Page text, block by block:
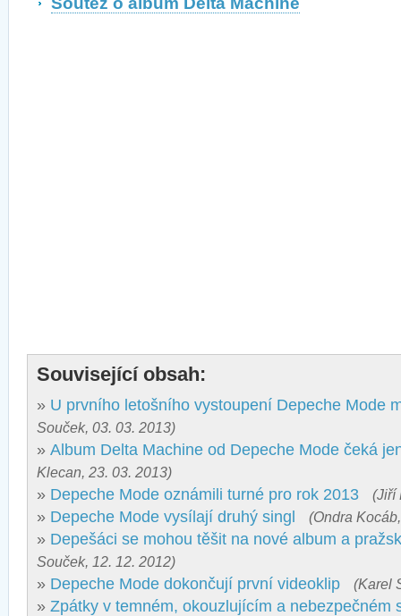
Související obsah:
» U prvního letošního vystoupení Depeche Mode
Souček, 03. 03. 2013)
» Album Delta Machine od Depeche Mode čeká
Klecan, 23. 03. 2013)
» Depeche Mode oznámili turné pro rok 2013 (Jiří
» Depeche Mode vysílají druhý singl (Ondra
» Depešáci se mohou těšit na nové album a
Souček, 12. 12. 2012)
» Depeche Mode dokončují první videoklip (Karel
» Zpátky v temném, okouzlujícím a nebezpečném